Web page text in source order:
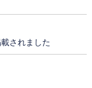
されました